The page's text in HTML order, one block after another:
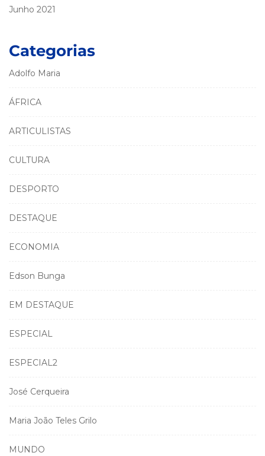
Junho 2021
Categorias
Adolfo Maria
ÁFRICA
ARTICULISTAS
CULTURA
DESPORTO
DESTAQUE
ECONOMIA
Edson Bunga
EM DESTAQUE
ESPECIAL
ESPECIAL2
José Cerqueira
Maria João Teles Grilo
MUNDO